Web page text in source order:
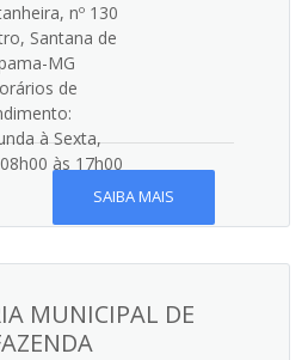
nº 130
Santana de
MG
de
à Sexta,
às 17h00
SAIBA MAIS
MUNICIPAL DE